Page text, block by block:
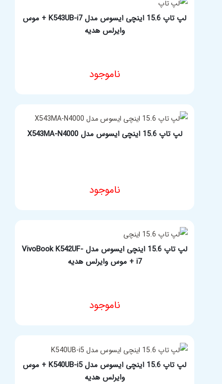
لپ تاپ 15.6 اینچی ایسوس مدل K543UB-i7 + موس
وایرلس هدیه
ناموجود
لپ تاپ 15.6 اینچی ایسوس مدل X543MA-N4000
ناموجود
لپ تاپ 15.6 اینچی ایسوس مدل VivoBook K542UF-
i7 + موس وایرلس هدیه
ناموجود
لپ تاپ 15.6 اینچی ایسوس مدل K540UB-i5 + موس
وایرلس هدیه